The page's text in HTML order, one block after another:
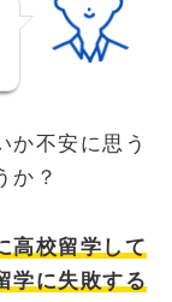
か不安に思う
か？
高校留学して
学に失敗する